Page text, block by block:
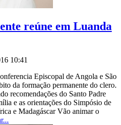
reúne em Luanda
10:41
Episcopal de Angola e São
da formação permanente do clero.
recomendações do Santo Padre
e as orientações do Simpósio de
e Madagáscar Vão animar o